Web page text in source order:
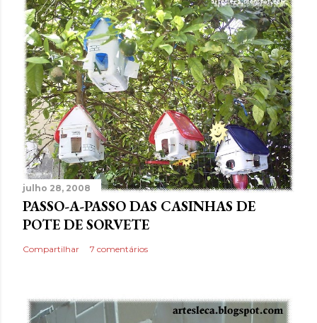
julho 28, 2008
PASSO-A-PASSO DAS CASINHAS DE
POTE DE SORVETE
Compartilhar 7 comentários